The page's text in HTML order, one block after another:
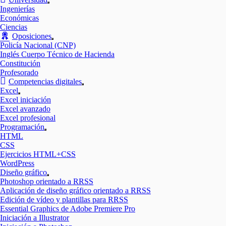
Mostrar
Ingenierías
Económicas
Ciencias
Oposiciones
Mostrar
el
submenú
Policía Nacional (CNP)
Inglés Cuerpo Técnico de Hacienda
Constitución
Profesorado
Competencias digitales
Mostrar
Excel
Mostrar
el
submenú
Excel iniciación
Excel avanzado
Excel profesional
Programación
Mostrar
HTML
CSS
Ejercicios HTML+CSS
WordPress
Diseño gráfico
Mostrar
el
submenú
Photoshop orientado a RRSS
Aplicación de diseño gráfico orientado a RRSS
Edición de vídeo y plantillas para RRSS
Essential Graphics de Adobe Premiere Pro
Iniciación a Illustrator